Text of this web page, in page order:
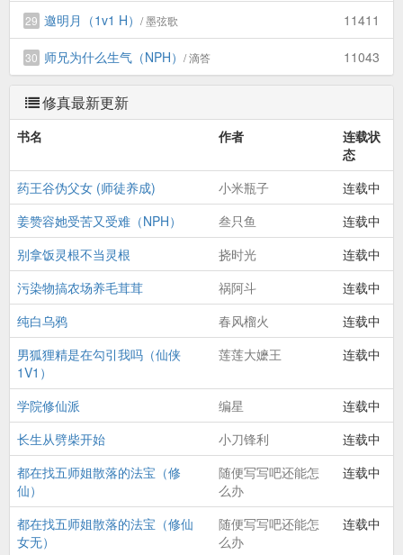
29 邀明月（1v1 H） / 墨弦歌 11411
30 师兄为什么生气（NPH） / 滴答 11043
修真最新更新
书名 作者
连载状
态
药王谷伪父女 (师徒养成)
小米瓶子
连载中
姜赞容她受苦又受难（NPH）
叁只鱼
连载中
别拿饭灵根不当灵根
挠时光
连载中
污染物搞农场养毛茸茸
祸阿斗
连载中
纯白乌鸦
春风榴火
连载中
男狐狸精是在勾引我吗（仙侠
1V1）
莲莲大嬷王 连载中
学院修仙派 编星
连载中
长生从劈柴开始
小刀锋利
连载中
都在找五师姐散落的法宝（修
仙）
随便写写吧还能怎
么办
连载中
都在找五师姐散落的法宝（修仙
女无）
随便写写吧还能怎
么办
连载中